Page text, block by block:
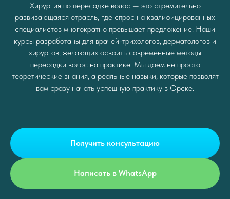
Хирургия по пересадке волос — это стремительно
развивающаяся отрасль, где спрос на квалифицированных
специалистов многократно превышает предложение. Наши
курсы разработаны для врачей-трихологов, дерматологов и
хирургов, желающих освоить современные методы
пересадки волос на практике. Мы даем не просто
теоретические знания, а реальные навыки, которые позволят
вам сразу начать успешную практику в Орске.
Получить консультацию
Написать в WhatsApp